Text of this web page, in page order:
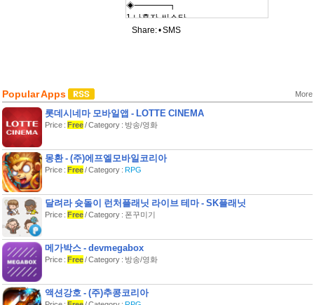
◈━━━━┓
1.나혼자-씨스타
2.Shes Gone(쉬즈곤)-디셈버
6.(반야심경)스님의염불전화왔숑
7.잊었니(신들의만찬)-이승철
8.복숭아-아이유
쭉쭉!
10.트윙클-태티서
1.벨소리 (안드로이드벨, 아이폰벨, 라
이브벨)
- 곡별로 후렴, 앞부분, 뒷부분, 3개 구간
이용 가능해요.
- 다운로드 즉시 기본벨소리로 설정!
- 보관함 기능이 있어서 다운로드 받은
2.컬러링
Share: •SMS
Popular Apps More
롯데시네마 모바일앱 - LOTTE CINEMA
Price : Free/ Category : 방송/영화
몽환 - (주)에프엘모바일코리아
Price : Free/ Category : RPG
달려라 슛돌이 런처플래닛 라이브 테마 - SK플래닛
Price : Free/ Category : 폰꾸미기
메가박스 - devmegabox
Price : Free/ Category : 방송/영화
액션강호 - (주)추콩코리아